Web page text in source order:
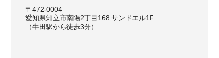
〒472-0004
愛知県知立市南陽2丁目168 サンドエル1F
（牛田駅から徒歩3分）